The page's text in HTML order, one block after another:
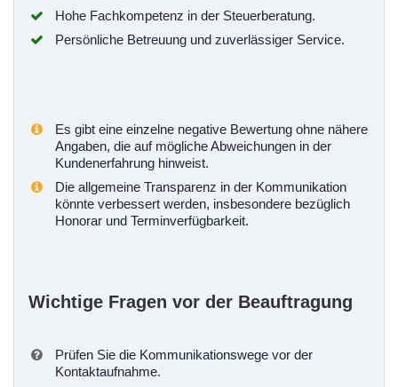
Hohe Fachkompetenz in der Steuerberatung.
Persönliche Betreuung und zuverlässiger Service.
Es gibt eine einzelne negative Bewertung ohne nähere
Angaben, die auf mögliche Abweichungen in der
Kundenerfahrung hinweist.
Die allgemeine Transparenz in der Kommunikation
könnte verbessert werden, insbesondere bezüglich
Honorar und Terminverfügbarkeit.
Wichtige Fragen vor der Beauftragung
Prüfen Sie die Kommunikationswege vor der
Kontaktaufnahme.